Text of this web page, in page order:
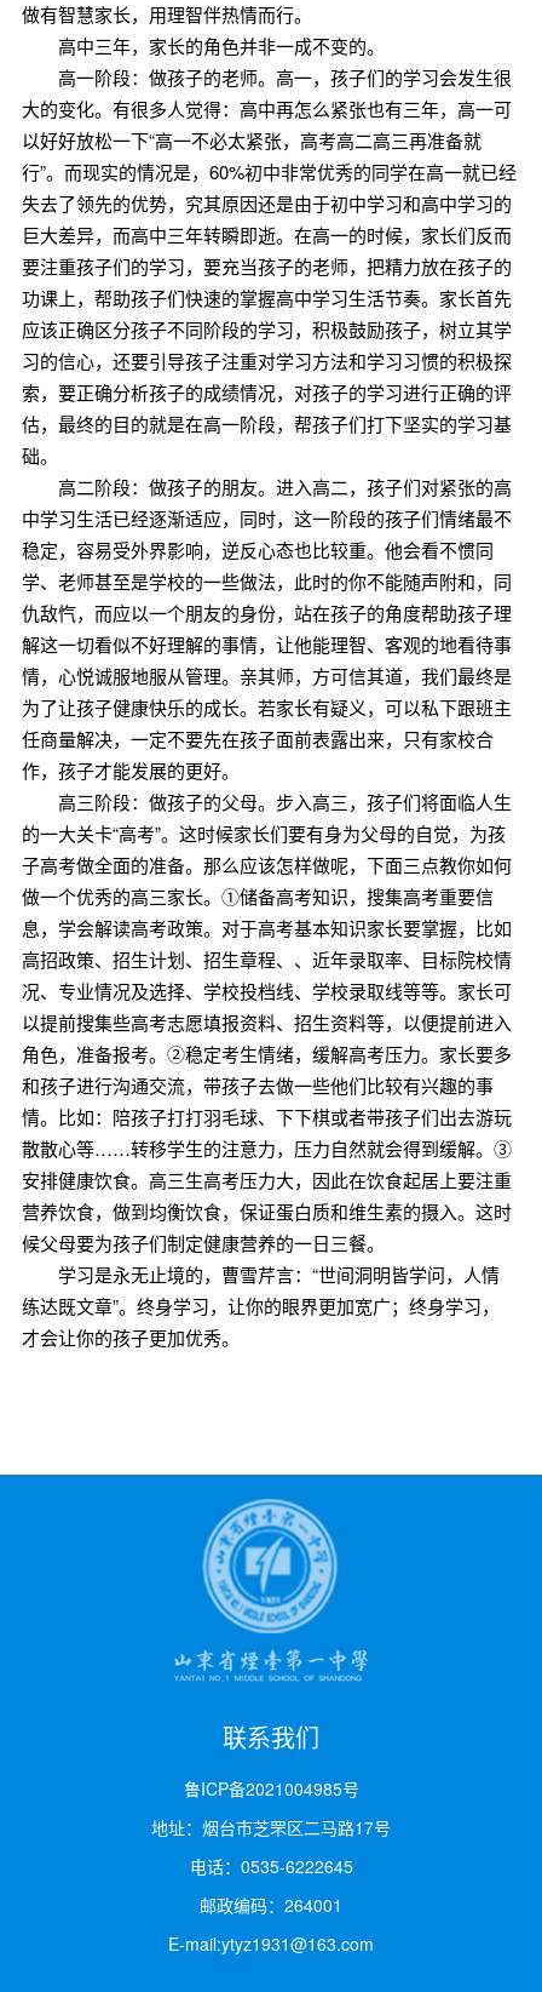
做有智慧家长，用理智伴热情而行。
高中三年，家长的角色并非一成不变的。
高一阶段：做孩子的老师。高一，孩子们的学习会发生很
大的变化。有很多人觉得：高中再怎么紧张也有三年，高一可
以好好放松一下“高一不必太紧张，高考高二高三再准备就
行”。而现实的情况是，60%初中非常优秀的同学在高一就已经
失去了领先的优势，究其原因还是由于初中学习和高中学习的
巨大差异，而高中三年转瞬即逝。在高一的时候，家长们反而
要注重孩子们的学习，要充当孩子的老师，把精力放在孩子的
功课上，帮助孩子们快速的掌握高中学习生活节奏。家长首先
应该正确区分孩子不同阶段的学习，积极鼓励孩子，树立其学
习的信心，还要引导孩子注重对学习方法和学习习惯的积极探
索，要正确分析孩子的成绩情况，对孩子的学习进行正确的评
估，最终的目的就是在高一阶段，帮孩子们打下坚实的学习基
础。
高二阶段：做孩子的朋友。进入高二，孩子们对紧张的高
中学习生活已经逐渐适应，同时，这一阶段的孩子们情绪最不
稳定，容易受外界影响，逆反心态也比较重。他会看不惯同
学、老师甚至是学校的一些做法，此时的你不能随声附和，同
仇敌忾，而应以一个朋友的身份，站在孩子的角度帮助孩子理
解这一切看似不好理解的事情，让他能理智、客观的地看待事
情，心悦诚服地服从管理。亲其师，方可信其道，我们最终是
为了让孩子健康快乐的成长。若家长有疑义，可以私下跟班主
任商量解决，一定不要先在孩子面前表露出来，只有家校合
作，孩子才能发展的更好。
高三阶段：做孩子的父母。步入高三，孩子们将面临人生
的一大关卡“高考”。这时候家长们要有身为父母的自觉，为孩
子高考做全面的准备。那么应该怎样做呢，下面三点教你如何
做一个优秀的高三家长。①储备高考知识，搜集高考重要信
息，学会解读高考政策。对于高考基本知识家长要掌握，比如
高招政策、招生计划、招生章程、、近年录取率、目标院校情
况、专业情况及选择、学校投档线、学校录取线等等。家长可
以提前搜集些高考志愿填报资料、招生资料等，以便提前进入
角色，准备报考。②稳定考生情绪，缓解高考压力。家长要多
和孩子进行沟通交流，带孩子去做一些他们比较有兴趣的事
情。比如：陪孩子打打羽毛球、下下棋或者带孩子们出去游玩
散散心等……转移学生的注意力，压力自然就会得到缓解。③
安排健康饮食。高三生高考压力大，因此在饮食起居上要注重
营养饮食，做到均衡饮食，保证蛋白质和维生素的摄入。这时
候父母要为孩子们制定健康营养的一日三餐。
学习是永无止境的，曹雪芹言：“世间洞明皆学问，人情
练达既文章”。终身学习，让你的眼界更加宽广；终身学习，
才会让你的孩子更加优秀。
联系我们
鲁ICP备2021004985号
地址：烟台市芝罘区二马路17号
电话：0535-6222645
邮政编码：264001
E-mail:ytyz1931@163.com